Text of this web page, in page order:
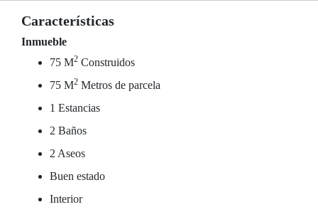
Características
Inmueble
75 M2 Construidos
75 M2 Metros de parcela
1 Estancias
2 Baños
2 Aseos
Buen estado
Interior